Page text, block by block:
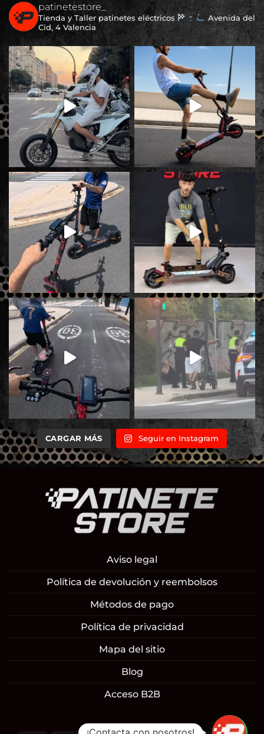
patinetestore_
Tienda y Taller patinetes eléctricos
Avenida del
Cid, 4 Valencia
CARGAR MÁS Seguir en Instagram
Aviso legal
Política de devolución y reembolsos
Métodos de pago
Política de privacidad
Mapa del sitio
Blog
Acceso B2B